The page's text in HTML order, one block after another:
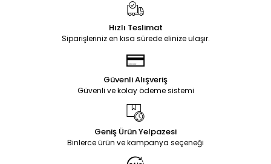
Hızlı Teslimat
Siparişleriniz en kısa sürede elinize ulaşır.
Güvenli Alışveriş
Güvenli ve kolay ödeme sistemi
Geniş Ürün Yelpazesi
Binlerce ürün ve kampanya seçeneği